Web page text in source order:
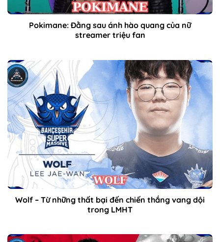
Pokimane: Đằng sau ánh hào quang của nữ
streamer triệu fan
Wolf – Từ những thất bại đến chiến thắng vang dội
trong LMHT